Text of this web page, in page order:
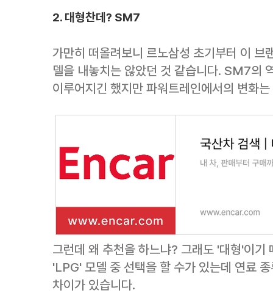
2. 대형찬데? SM7
가만히 떠올려보니 르노삼성 초기부터 이 브
델을 내놓치는 않았던 것 같습니다. SM7의
이루어지긴 했지만 파워트레인에서의 변화
그런데 왜 추천을 하느냐? 그래도 '대형'이기
'LPG' 모델 중 선택을 할 수가 있는데 연료
차이가 있습니다.